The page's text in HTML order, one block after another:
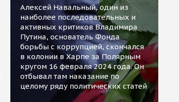
Алексей Навальный, один из
наиболее последовательных и
активных критиков Владимира
Путина, основатель Фонда
борьбы с коррупцией, скончался
в колонии в Харпе за Полярным
кругом 16 февраля 2024 года. Он
отбывал там наказание по
целому ряду политических статей